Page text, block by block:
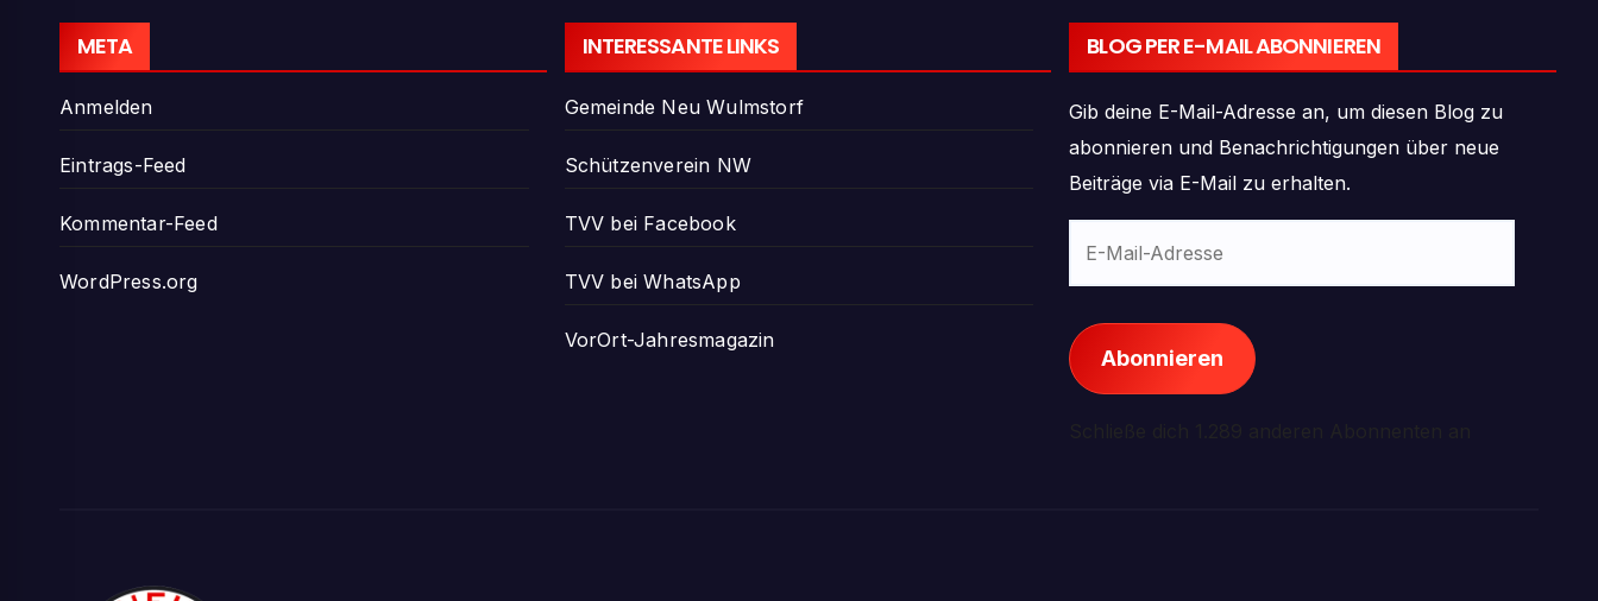
META
Anmelden
Eintrags-Feed
Kommentar-Feed
WordPress.org
INTERESSANTE LINKS
Gemeinde Neu Wulmstorf
Schützenverein NW
TVV bei Facebook
TVV bei WhatsApp
VorOrt-Jahresmagazin
BLOG PER E-MAIL ABONNIEREN
Gib deine E-Mail-Adresse an, um diesen Blog zu
abonnieren und Benachrichtigungen über neue
Beiträge via E-Mail zu erhalten.
Abonnieren